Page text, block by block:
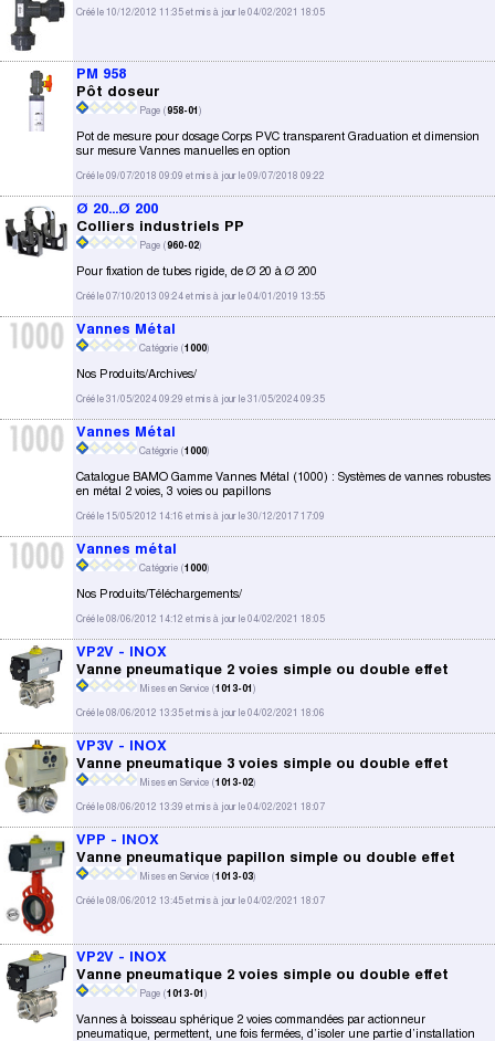
Créé le 10/12/2012 11:35 et mis à jour le 04/02/2021 18:05
PM 958
Pôt doseur
Page (958-01 )
Pot de mesure pour dosage Corps PVC transparent Graduation et dimension
sur mesure Vannes manuelles en option
Créé le 09/07/2018 09:09 et mis à jour le 09/07/2018 09:22
Ø 20...Ø 200
Colliers industriels PP
Page (960-02)
Pour fixation de tubes rigide, de Ø 20 à Ø 200
Créé le 07/10/2013 09:24 et mis à jour le 04/01/2019 13:55
Vannes Métal
Catégorie (1000)
Nos Produits/Archives/
Créé le 31/05/2024 09:29 et mis à jour le 31/05/2024 09:35
Vannes Métal
Catégorie (1000)
Catalogue BAMO Gamme Vannes Métal (1000) : Systèmes de vannes robustes
en métal 2 voies, 3 voies ou papillons
Créé le 15/05/2012 14:16 et mis à jour le 30/12/2017 17:09
Vannes métal
Catégorie (1000)
Nos Produits/Téléchargements/
Créé le 08/06/2012 14:12 et mis à jour le 04/02/2021 18:05
VP2V - INOX
Vanne pneumatique 2 voies simple ou double effet
Mises en Service (1013-01 )
Créé le 08/06/2012 13:35 et mis à jour le 04/02/2021 18:06
VP3V - INOX
Vanne pneumatique 3 voies simple ou double effet
Mises en Service (1013-02)
Créé le 08/06/2012 13:39 et mis à jour le 04/02/2021 18:07
VPP - INOX
Vanne pneumatique papillon simple ou double effet
Mises en Service (1013-03)
Créé le 08/06/2012 13:45 et mis à jour le 04/02/2021 18:07
VP2V - INOX
Vanne pneumatique 2 voies simple ou double effet
Page (1013-01 )
Vannes à boisseau sphérique 2 voies commandées par actionneur
pneumatique, permettent, une fois fermées, d’isoler une partie d’installation